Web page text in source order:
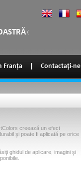
(
Franța Contactaţi-ne
creează un efect
şi poate fi aplicată pe orice
ghidul de aplicare, imagini şi